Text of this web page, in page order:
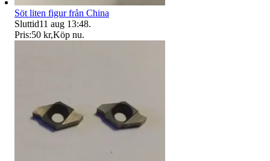
Söt liten figur från China
Sluttid11 aug 13:48.
Pris:50 kr,Köp nu.